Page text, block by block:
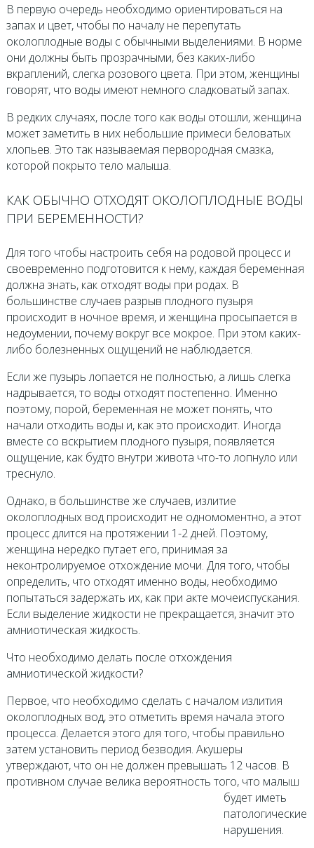
В первую очередь необходимо ориентироваться на
запах и цвет, чтобы по началу не перепутать
околоплодные воды с обычными выделениями. В норме
они должны быть прозрачными, без каких-либо
вкраплений, слегка розового цвета. При этом, женщины
говорят, что воды имеют немного сладковатый запах.
В редких случаях, после того как воды отошли, женщина
может заметить в них небольшие примеси беловатых
хлопьев. Это так называемая первородная смазка,
которой покрыто тело малыша.
КАК ОБЫЧНО ОТХОДЯТ ОКОЛОПЛОДНЫЕ ВОДЫ
ПРИ БЕРЕМЕННОСТИ?
Для того чтобы настроить себя на родовой процесс и
своевременно подготовится к нему, каждая беременная
должна знать, как отходят воды при родах. В
большинстве случаев разрыв плодного пузыря
происходит в ночное время, и женщина просыпается в
недоумении, почему вокруг все мокрое. При этом каких-
либо болезненных ощущений не наблюдается.
Если же пузырь лопается не полностью, а лишь слегка
надрывается, то воды отходят постепенно. Именно
поэтому, порой, беременная не может понять, что
начали отходить воды и, как это происходит. Иногда
вместе со вскрытием плодного пузыря, появляется
ощущение, как будто внутри живота что-то лопнуло или
треснуло.
Однако, в большинстве же случаев, излитие
околоплодных вод происходит не одномоментно, а этот
процесс длится на протяжении 1-2 дней. Поэтому,
женщина нередко путает его, принимая за
неконтролируемое отхождение мочи. Для того, чтобы
определить, что отходят именно воды, необходимо
попытаться задержать их, как при акте мочеиспускания.
Если выделение жидкости не прекращается, значит это
амниотическая жидкость.
Что необходимо делать после отхождения
амниотической жидкости?
Первое, что необходимо сделать с началом излития
околоплодных вод, это отметить время начала этого
процесса. Делается этого для того, чтобы правильно
затем установить период безводия. Акушеры
утверждают, что он не должен превышать 12 часов. В
противном случае велика вероятность того, что малыш
будет иметь
патологические
нарушения.